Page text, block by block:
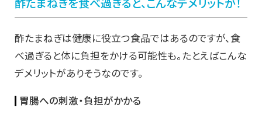
酢たまねぎは健康に役立つ食品ではあるのですが、食
べ過ぎると体に負担をかける可能性も。たとえばこんな
デメリットがありそうなのです。
胃腸への刺激・負担がかかる